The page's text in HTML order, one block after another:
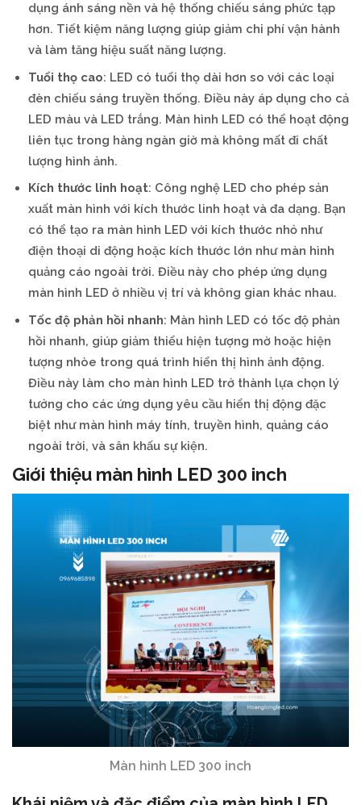
dụng ánh sáng nền và hệ thống chiếu sáng phức tạp
hơn. Tiết kiệm năng lượng giúp giảm chi phí vận hành
và làm tăng hiệu suất năng lượng.
Tuổi thọ cao: LED có tuổi thọ dài hơn so với các loại
đèn chiếu sáng truyền thống. Điều này áp dụng cho cả
LED màu và LED trắng. Màn hình LED có thể hoạt động
liên tục trong hàng ngàn giờ mà không mất đi chất
lượng hình ảnh.
Kích thước linh hoạt: Công nghệ LED cho phép sản
xuất màn hình với kích thước linh hoạt và đa dạng. Bạn
có thể tạo ra màn hình LED với kích thước nhỏ như
điện thoại di động hoặc kích thước lớn như màn hình
quảng cáo ngoài trời. Điều này cho phép ứng dụng
màn hình LED ở nhiều vị trí và không gian khác nhau.
Tốc độ phản hồi nhanh: Màn hình LED có tốc độ phản
hồi nhanh, giúp giảm thiểu hiện tượng mờ hoặc hiện
tượng nhòe trong quá trình hiển thị hình ảnh động.
Điều này làm cho màn hình LED trở thành lựa chọn lý
tưởng cho các ứng dụng yêu cầu hiển thị động đặc
biệt như màn hình máy tính, truyền hình, quảng cáo
ngoài trời, và sân khấu sự kiện.
Giới thiệu màn hình LED 300 inch
Màn hình LED 300 inch